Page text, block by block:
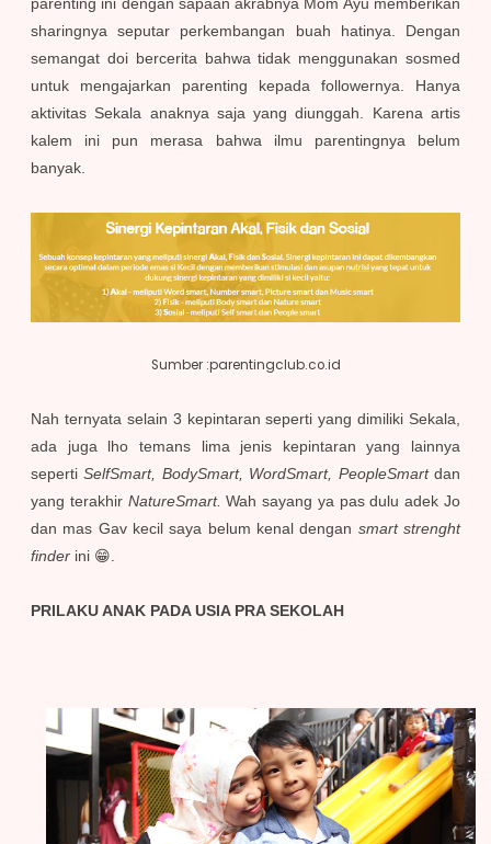
sharingnya seputar perkembangan buah hatinya. Dengan
semangat doi bercerita bahwa tidak menggunakan sosmed
untuk mengajarkan parenting kepada followernya. Hanya
aktivitas Sekala anaknya saja yang diunggah. Karena artis
kalem ini pun merasa bahwa ilmu parentingnya belum
banyak.
Sumber :parentingclub.co.id
Nah ternyata selain 3 kepintaran seperti yang dimiliki Sekala,
ada juga lho temans lima jenis kepintaran yang lainnya
sepertiSelfSmart, BodySmart, WordSmart, PeopleSmartdan
yang terakhir NatureSmart.Wah sayang ya pas dulu adek Jo
dan mas Gav kecil saya belum kenal dengan smart strenght
finder ini 😁.
PRILAKU ANAK PADA USIA PRA SEKOLAH